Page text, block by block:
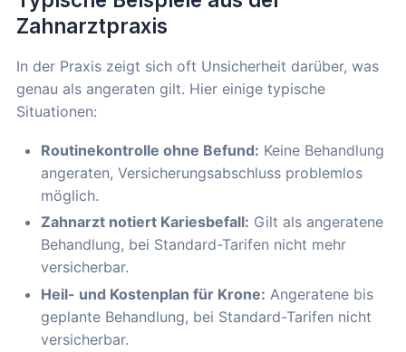
Zahnarztpraxis
In der Praxis zeigt sich oft Unsicherheit darüber, was
genau als angeraten gilt. Hier einige typische
Situationen:
Routinekontrolle ohne Befund: Keine Behandlung
angeraten, Versicherungsabschluss problemlos
möglich.
Zahnarzt notiert Kariesbefall: Gilt als angeratene
Behandlung, bei Standard-Tarifen nicht mehr
versicherbar.
Heil- und Kostenplan für Krone: Angeratene bis
geplante Behandlung, bei Standard-Tarifen nicht
versicherbar.